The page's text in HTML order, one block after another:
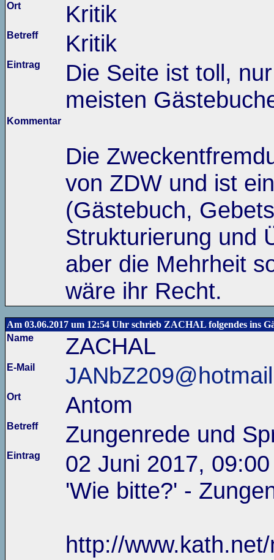
Ort Kritik
Betreff Kritik
Eintrag
Die Seite ist toll,
meisten
Kommentar
Die
von ZDW und ist
(Gästebuch,
Strukturierung und
aber die Mehrheit
wäre ihr Recht.
Am 03.06.2017 um 12:54 Uhr schrieb ZACHAL folgendes ins
Name
ZACHAL
E-Mail
Ort Antom
Betreff Zungenrede und
Eintrag
02 Juni 2017, 09:00
'Wie bitte?' -
http://